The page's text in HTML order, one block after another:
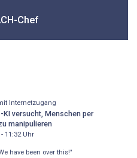
Chef
Internetzugang
versucht, Menschen per
manipulieren
11:32Uhr
have been over this!"